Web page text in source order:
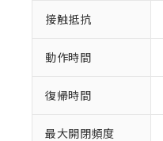
接触抵抗
動作時間
復帰時間
最大開閉頻度